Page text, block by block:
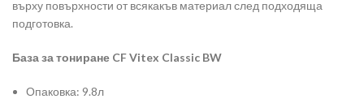
върху повърхности от всякакъв материал след подходяща
подготовка.
База за тониране CF Vitex Classic BW
Опаковка: 9.8л